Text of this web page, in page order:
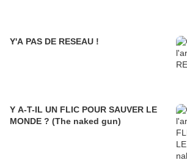
Y'A PAS DE RESEAU !
Y A-T-IL UN FLIC POUR SAUVER LE
MONDE ? (The naked gun)